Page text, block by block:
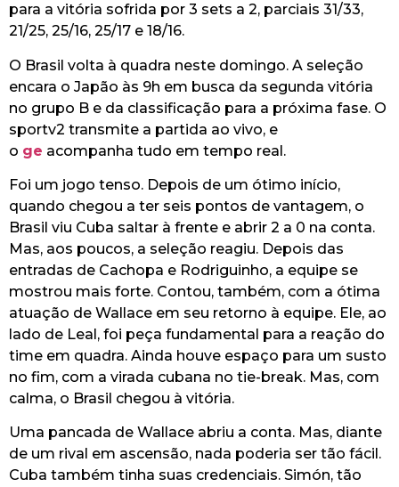
para a vitória sofrida por 3 sets a 2, parciais 31/33,
21/25, 25/16, 25/17 e 18/16.
O Brasil volta à quadra neste domingo. A seleção
encara o Japão às 9h em busca da segunda vitória
no grupo B e da classificação para a próxima fase. O
sportv2 transmite a partida ao vivo, e
o ge acompanha tudo em tempo real.
Foi um jogo tenso. Depois de um ótimo início,
quando chegou a ter seis pontos de vantagem, o
Brasil viu Cuba saltar à frente e abrir 2 a 0 na conta.
Mas, aos poucos, a seleção reagiu. Depois das
entradas de Cachopa e Rodriguinho, a equipe se
mostrou mais forte. Contou, também, com a ótima
atuação de Wallace em seu retorno à equipe. Ele, ao
lado de Leal, foi peça fundamental para a reação do
time em quadra. Ainda houve espaço para um susto
no fim, com a virada cubana no tie-break. Mas, com
calma, o Brasil chegou à vitória.
Uma pancada de Wallace abriu a conta. Mas, diante
de um rival em ascensão, nada poderia ser tão fácil.
Cuba também tinha suas credenciais. Simón, tão